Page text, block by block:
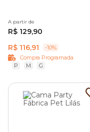
A partir de
R$ 129,90
R$ 116,91
-10%
Compra Programada
P
M G